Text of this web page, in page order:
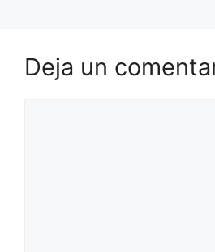
Deja un